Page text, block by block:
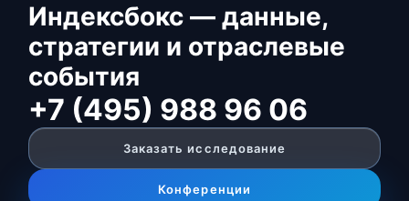
Индексбокс — данные,
стратегии и отраслевые
события
+7 (495) 988 96 06
Заказать исследование
Конференции